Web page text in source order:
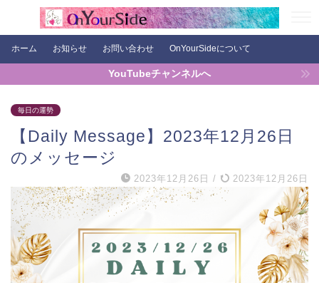
ホーム お知らせ お問い合わせ OnYourSideについて
YouTubeチャンネルへ
毎日の運勢
【Daily Message】2023年12月26日
のメッセージ
2023年12月26日 / 2023年12月26日